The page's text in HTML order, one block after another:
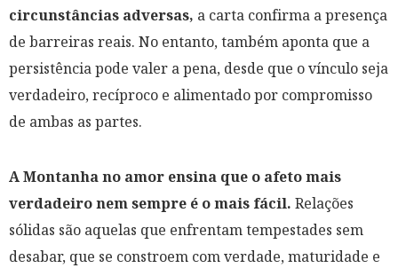
circunstâncias adversas, a carta confirma a presença
de barreiras reais. No entanto, também aponta que a
persistência pode valer a pena, desde que o vínculo seja
verdadeiro, recíproco e alimentado por compromisso
de ambas as partes.
A Montanha no amor ensina que o afeto mais
verdadeiro nem sempre é o mais fácil. Relações
sólidas são aquelas que enfrentam tempestades sem
desabar, que se constroem com verdade, maturidade e